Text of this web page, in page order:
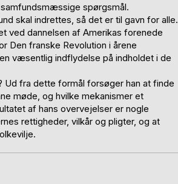
spørgsmål.
skal indrettes, så det er til gavn for alle.
ved dannelsen af Amerikas forenede
Den franske Revolution i årene
væsentlig indflydelse på indholdet i de
Ud fra dette formål forsøger han at finde
møde, og hvilke mekanismer et
af hans overvejelser er nogle
rettigheder, vilkår og pligter, og at